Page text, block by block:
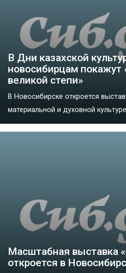
В Дни казахской
новосибирцам покажут
великой степи»
В Новосибирске откроется
материальной и духовной
Масштабная выставка
откроется в